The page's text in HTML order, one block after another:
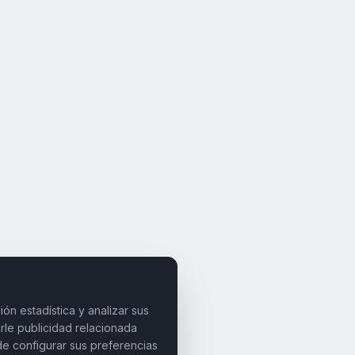
estadística y analizar sus
publicidad relacionada
configurar sus preferencias